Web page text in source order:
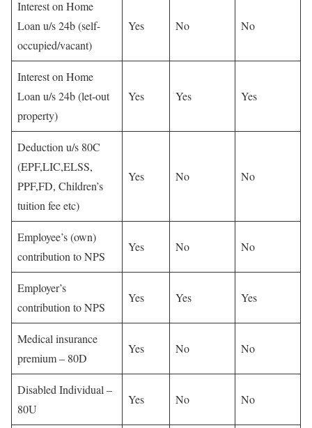
Interest on Home
Loan u/s 24b (self-
occupied/vacant)
Yes No No
Interest on Home
Loan u/s 24b (let-out
property)
Yes Yes Yes
Deduction u/s 80C
(EPF,LIC,ELSS,
PPF,FD, Children’s
tuition fee etc)
Yes No No
Employee’s (own)
contribution to NPS
Yes No No
Employer’s
contribution to NPS
Yes Yes Yes
Medical insurance
premium – 80D
Yes No No
Disabled Individual –
80U
Yes No No